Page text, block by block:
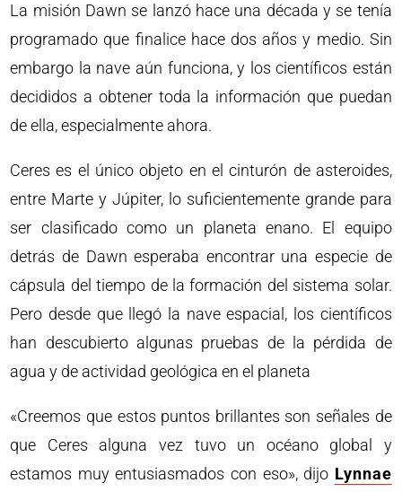
La misión Dawn se lanzó hace una década y se tenía
programado que finalice hace dos años y medio. Sin
embargo la nave aún funciona, y los científicos están
decididos a obtener toda la información que puedan
de ella, especialmente ahora.
Ceres es el único objeto en el cinturón de asteroides,
entre Marte y Júpiter, lo suficientemente grande para
ser clasificado como un planeta enano. El equipo
detrás de Dawn esperaba encontrar una especie de
cápsula del tiempo de la formación del sistema solar.
Pero desde que llegó la nave espacial, los científicos
han descubierto algunas pruebas de la pérdida de
agua y de actividad geológica en el planeta
«Creemos que estos puntos brillantes son señales de
que Ceres alguna vez tuvo un océano global y
estamos muy entusiasmados con eso», dijo Lynnae